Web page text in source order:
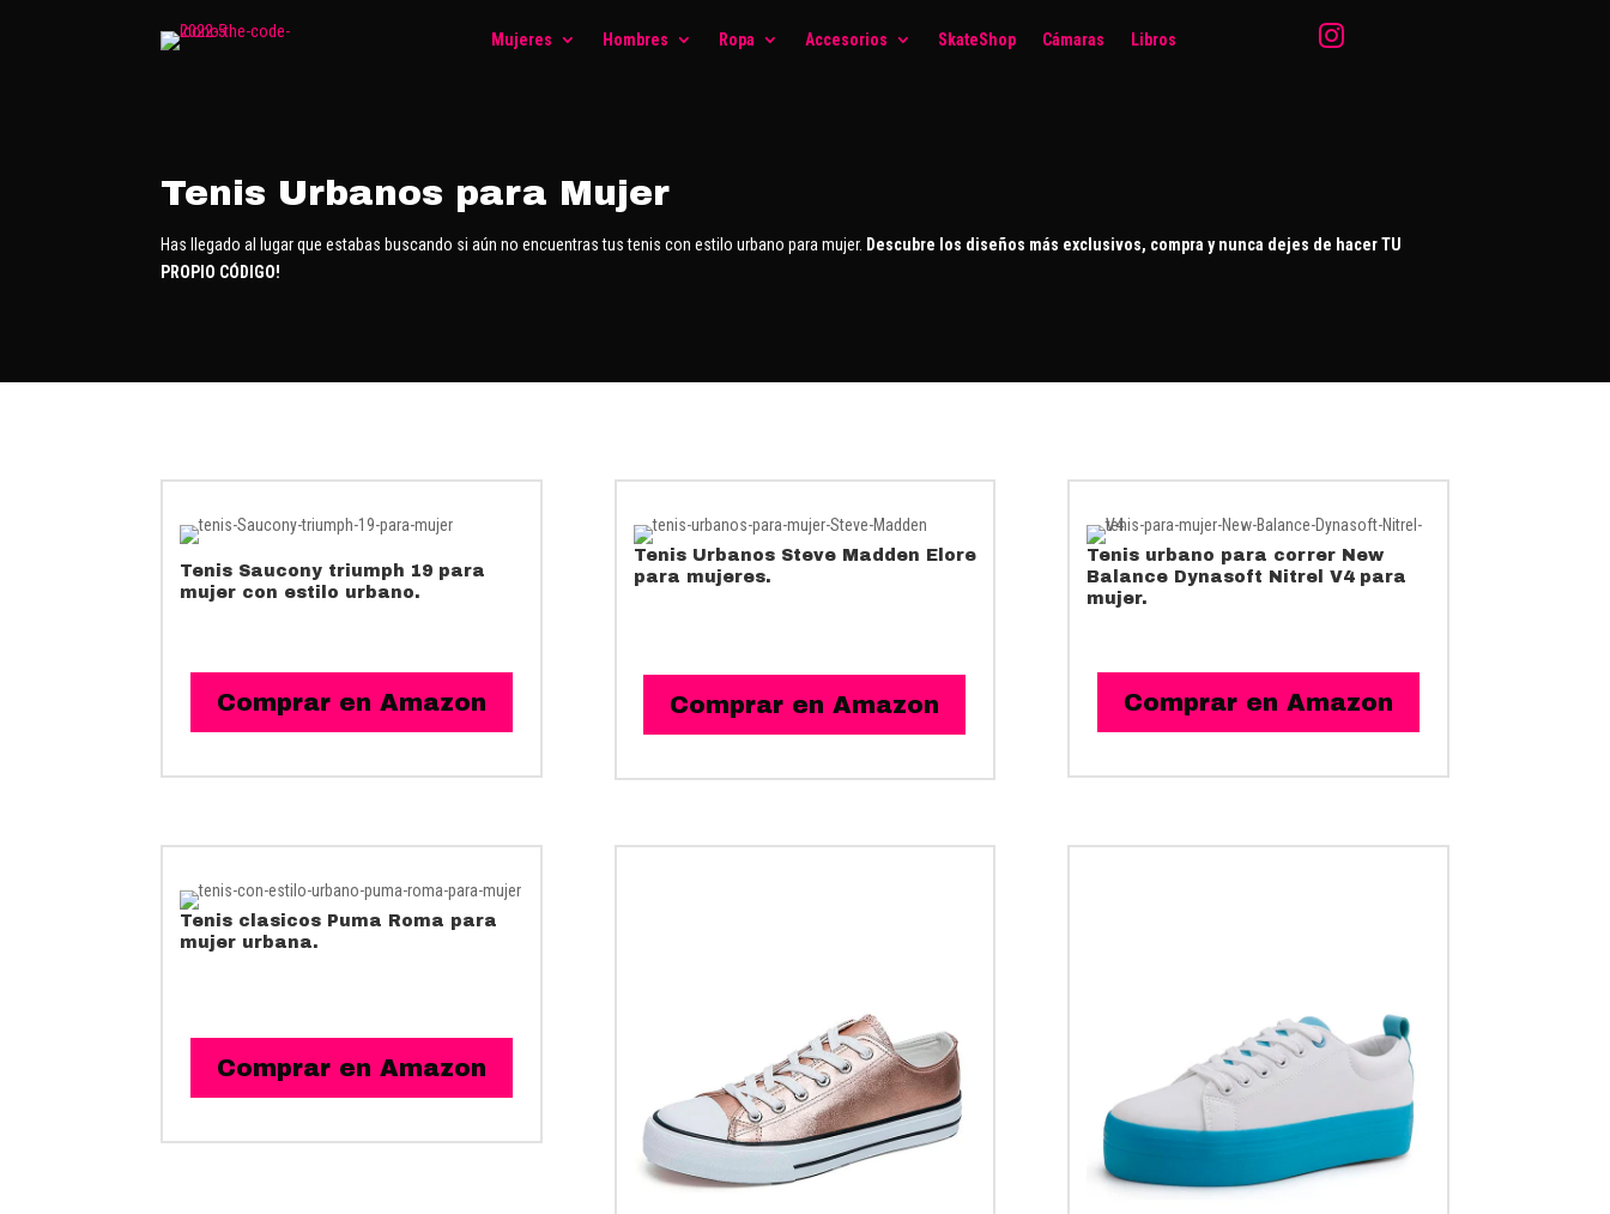
Mujeres Hombres Ropa Accesorios SkateShop Cámaras Libros 
Tenis Urbanos para Mujer
Has llegado al lugar que estabas buscando si aún no encuentras tus tenis con estilo urbano para mujer. Descubre los diseños más exclusivos, compra y nunca dejes de hacer TU
PROPIO CÓDIGO!
Tenis Saucony triumph 19 para
mujer con estilo urbano.
Comprar en Amazon
Tenis Urbanos Steve Madden Elore
para mujeres.
Comprar en Amazon
Tenis urbano para correr New
Balance Dynasoft Nitrel V4 para
mujer.
Comprar en Amazon
Tenis clasicos Puma Roma para
mujer urbana.
Comprar en Amazon